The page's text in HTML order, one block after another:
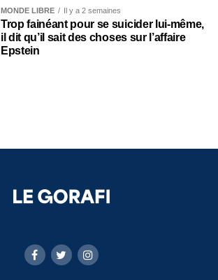
MONDE LIBRE Il y a 2 semaines
Trop fainéant pour se suicider lui-même,
il dit qu’il sait des choses sur l’affaire
Epstein